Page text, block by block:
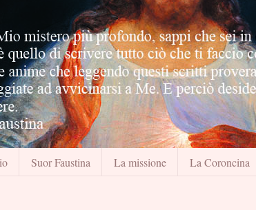
Suor Faustina La missione La Coroncina